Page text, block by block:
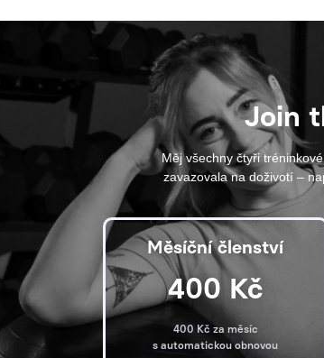
Join
Měj všechny čtyři
zavazovala na doživotí –
Měsíční členství
400 Kč
400 Kč za měsíc
s automatickou obnovou